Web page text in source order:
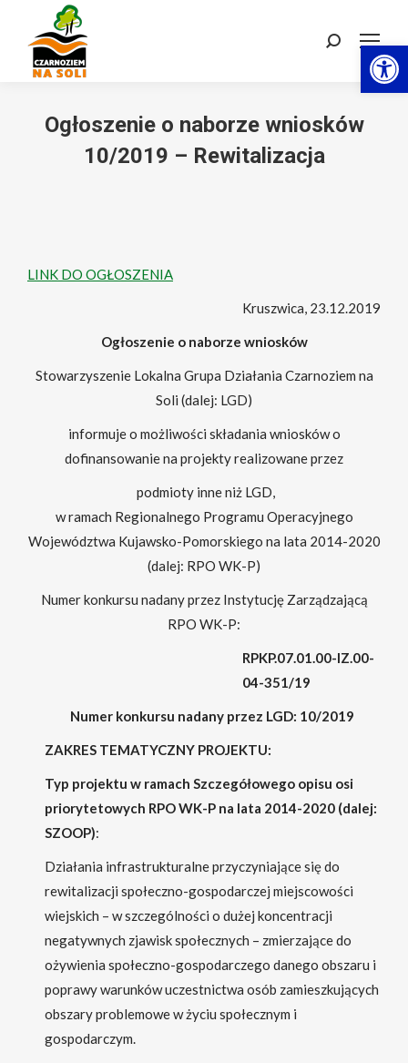
Szukaj:
Ogłoszenie o naborze wniosków
10/2019 – Rewitalizacja
LINK DO OGŁOSZENIA
Kruszwica, 23.12.2019
Ogłoszenie o naborze wniosków
Stowarzyszenie Lokalna Grupa Działania Czarnoziem na
Soli (dalej: LGD)
informuje o możliwości składania wniosków o
dofinansowanie na projekty realizowane przez
podmioty inne niż LGD,
w ramach Regionalnego Programu Operacyjnego
Województwa Kujawsko-Pomorskiego na lata 2014-2020
(dalej: RPO WK-P)
Numer konkursu nadany przez Instytucję Zarządzającą
RPO WK-P:
RPKP.07.01.00-IZ.00-
04-351/19
Numer konkursu nadany przez LGD: 10/2019
ZAKRES TEMATYCZNY PROJEKTU:
Typ projektu w ramach Szczegółowego opisu osi
priorytetowych RPO WK-P na lata 2014-2020 (dalej:
SZOOP):
Działania infrastrukturalne przyczyniające się do
rewitalizacji społeczno-gospodarczej miejscowości
wiejskich – w szczególności o dużej koncentracji
negatywnych zjawisk społecznych – zmierzające do
ożywienia społeczno-gospodarczego danego obszaru i
poprawy warunków uczestnictwa osób zamieszkujących
obszary problemowe w życiu społecznym i
gospodarczym.